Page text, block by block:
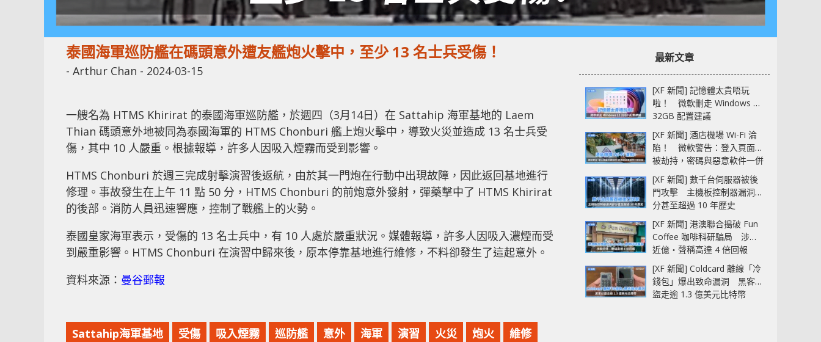
泰國海軍巡防艦在碼頭意外遭友艦炮火擊中，至少 13 名士兵受傷！
- Arthur Chan - 2024-03-15
一艘名為 HTMS Khirirat 的泰國海軍巡防艦，於週四（3月14日）在 Sattahip 海軍基地的 Laem
Thian 碼頭意外地被同為泰國海軍的 HTMS Chonburi 艦上炮火擊中，導致火災並造成 13 名士兵受
傷，其中 10 人嚴重。根據報導，許多人因吸入煙霧而受到影響。
HTMS Chonburi 於週三完成射擊演習後返航，由於其一門炮在行動中出現故障，因此返回基地進行
修理。事故發生在上午 11 點 50 分，HTMS Chonburi 的前炮意外發射，彈藥擊中了 HTMS Khirirat
的後部。消防人員迅速響應，控制了戰艦上的火勢。
泰國皇家海軍表示，受傷的 13 名士兵中，有 10 人處於嚴重狀況。媒體報導，許多人因吸入濃煙而受
到嚴重影響。HTMS Chonburi 在演習中歸來後，原本停靠基地進行維修，不料卻發生了這起意外。
資料來源： 曼谷郵報
Sattahip海軍基地 受傷 吸入煙霧 巡防艦 意外 海軍 演習 火災 炮火 維修
最新文章
[XF 新聞] 記憶體太貴唔玩
啦！ 微軟刪走 Windows 11
32GB 配置建議
[XF 新聞] 酒店機場 Wi-Fi 淪
陷！ 微軟警告：登入頁面可
被劫持，密碼與惡意軟件一併
中招
[XF 新聞] 數千台伺服器被後
門攻擊 主機板控制器漏洞部
分甚至超過 10 年歷史
[XF 新聞] 港澳聯合搗破 Fun
Coffee 咖啡科研騙局 涉款
近億‧聲稱高達 4 倍回報
[XF 新聞] Coldcard 離線「冷
錢包」爆出致命漏洞 黑客已
盜走逾 1.3 億美元比特幣